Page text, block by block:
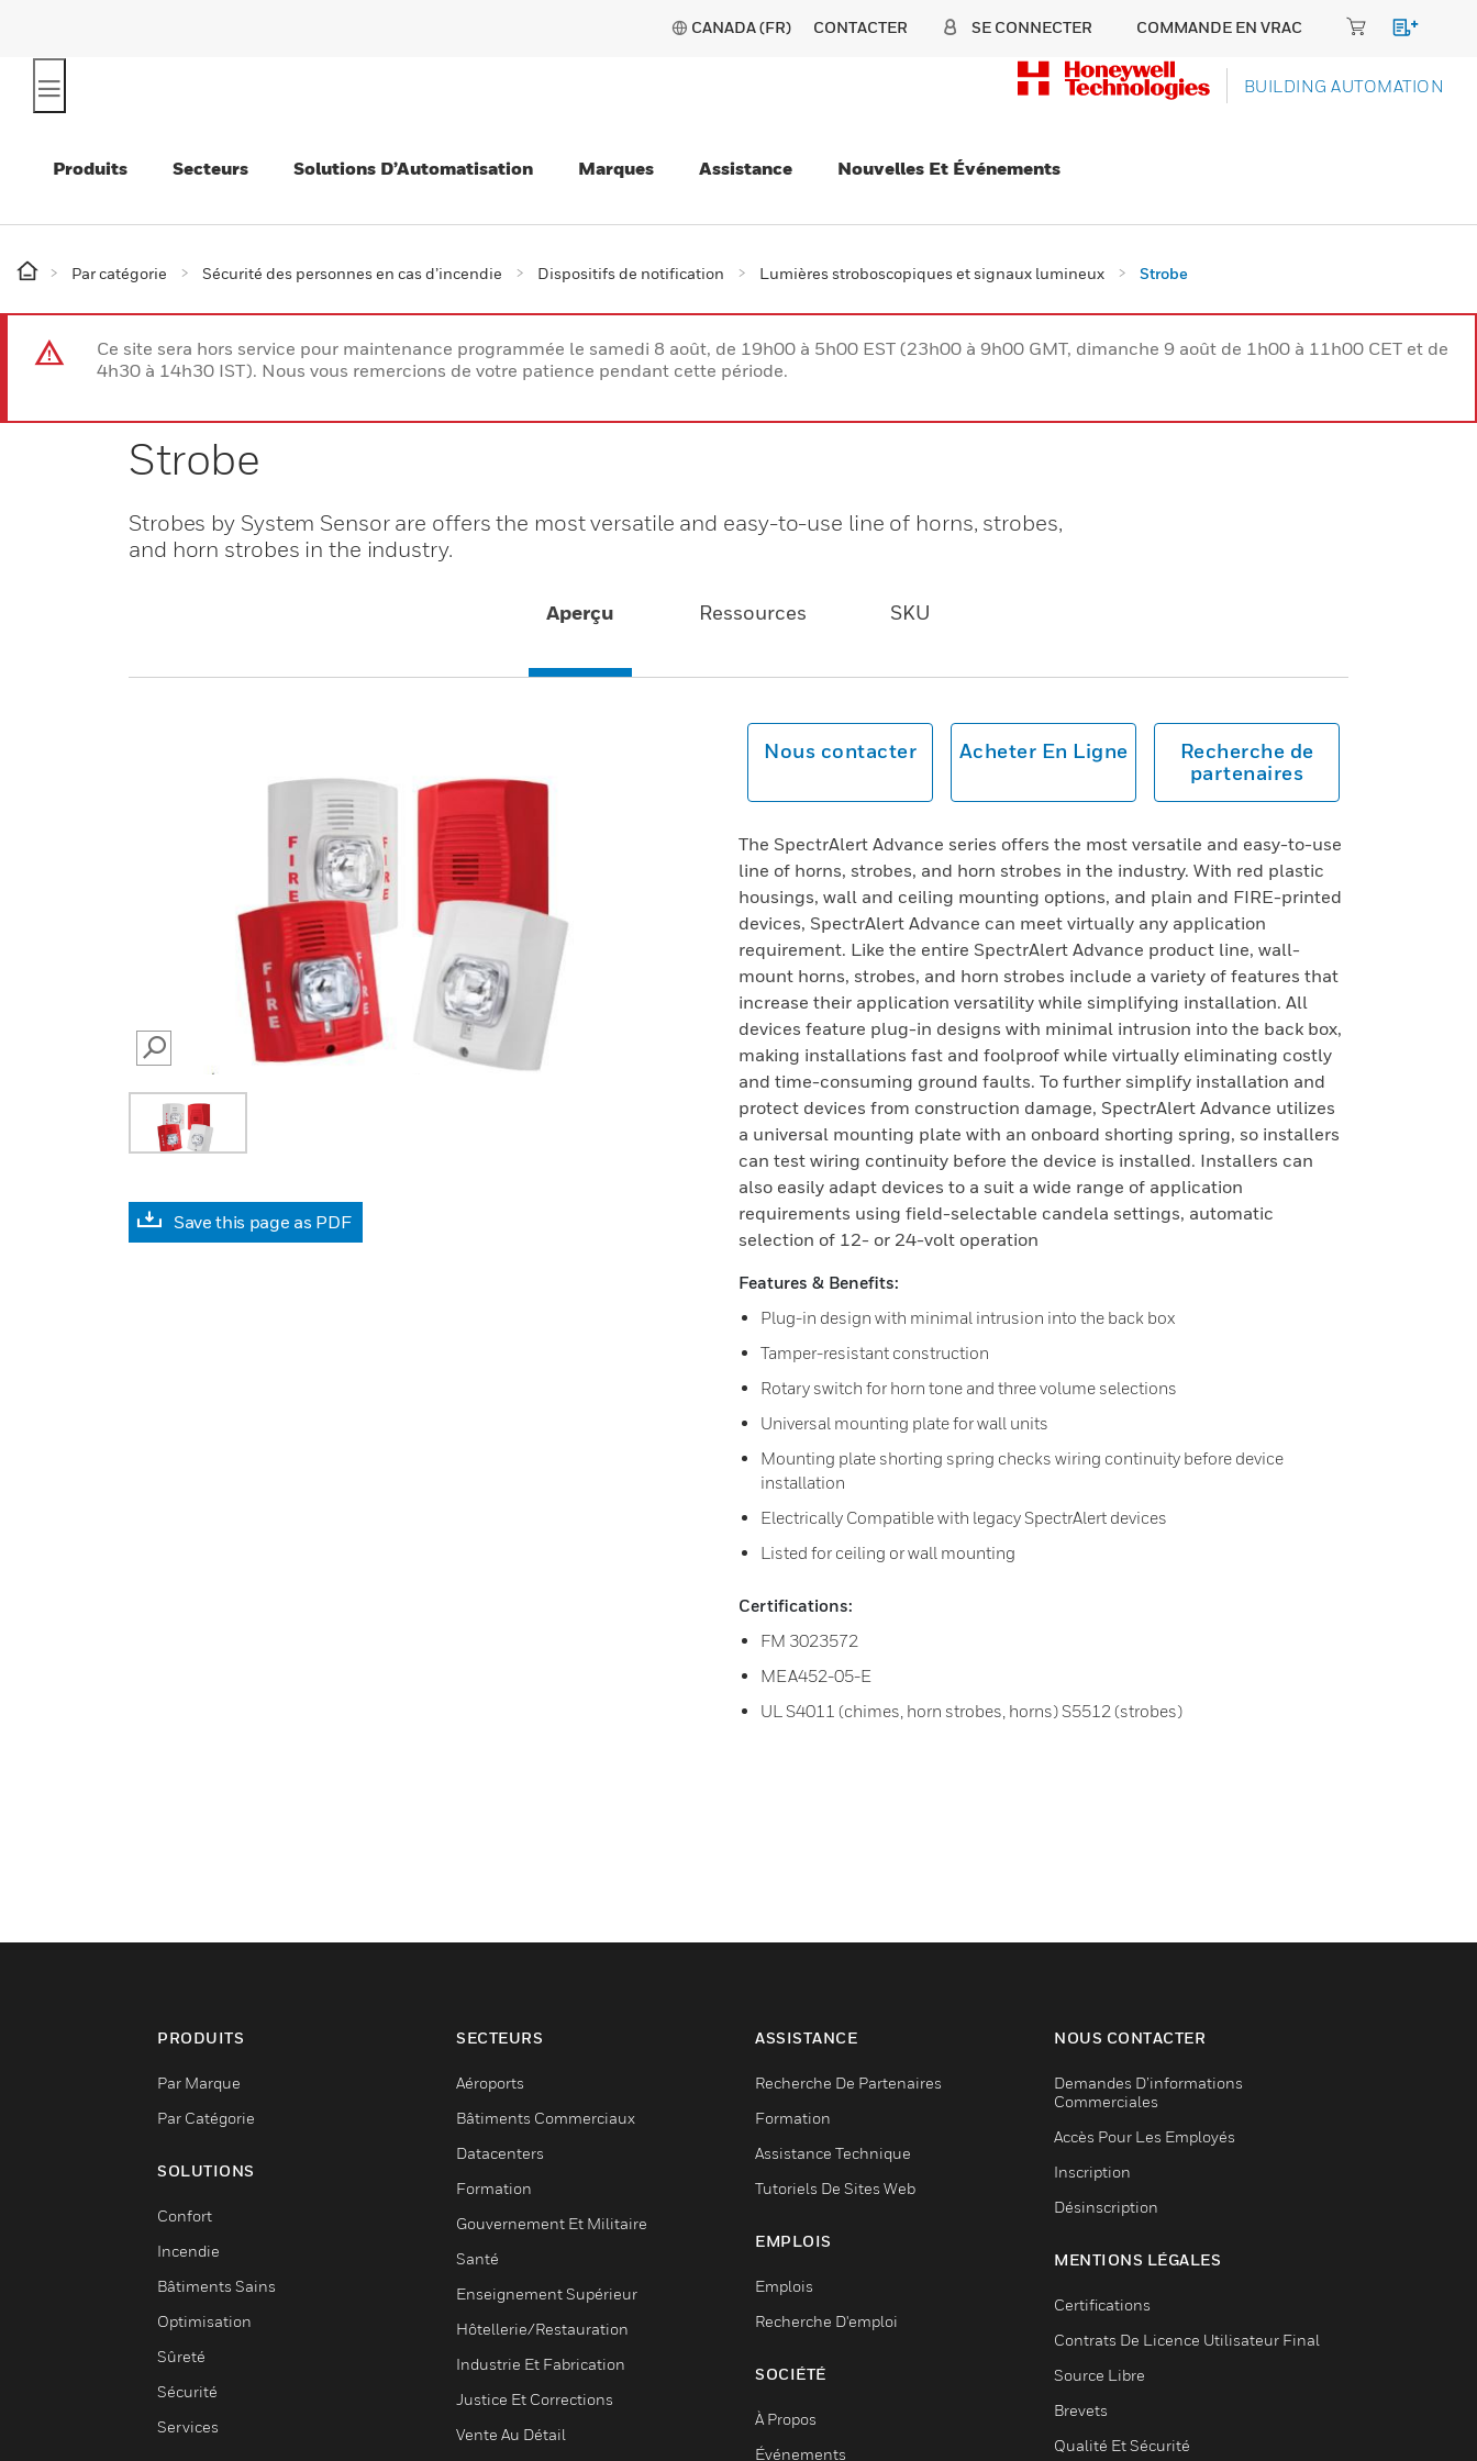
CANADA (FR) CONTACTER SE CONNECTER COMMANDE EN VRAC
BUILDING AUTOMATION
Produits Secteurs Solutions D’Automatisation Marques Assistance Nouvelles Et Événements
Par catégorie Sécurité des personnes en cas d’incendie Dispositifs de notification Lumières stroboscopiques et signaux lumineux Strobe
Ce site sera hors service pour maintenance programmée le samedi 8 août, de 19h00 à 5h00 EST (23h00 à 9h00 GMT, dimanche 9 août de 1h00 à 11h00 CET et de
4h30 à 14h30 IST). Nous vous remercions de votre patience pendant cette période.
Strobe
Strobes by System Sensor are offers the most versatile and easy-to-use line of horns, strobes,
and horn strobes in the industry.
Aperçu Ressources SKU
SEARCH
Save this page as PDF
Nous contacter Acheter En Ligne
Recherche de
partenaires
The SpectrAlert Advance series offers the most versatile and easy-to-use
line of horns, strobes, and horn strobes in the industry. With red plastic
housings, wall and ceiling mounting options, and plain and FIRE-printed
devices, SpectrAlert Advance can meet virtually any application
requirement. Like the entire SpectrAlert Advance product line, wall-
mount horns, strobes, and horn strobes include a variety of features that
increase their application versatility while simplifying installation. All
devices feature plug-in designs with minimal intrusion into the back box,
making installations fast and foolproof while virtually eliminating costly
and time-consuming ground faults. To further simplify installation and
protect devices from construction damage, SpectrAlert Advance utilizes
a universal mounting plate with an onboard shorting spring, so installers
can test wiring continuity before the device is installed. Installers can
also easily adapt devices to a suit a wide range of application
requirements using field-selectable candela settings, automatic
selection of 12- or 24-volt operation
Features & Benefits:
Plug-in design with minimal intrusion into the back box
Tamper-resistant construction
Rotary switch for horn tone and three volume selections
Universal mounting plate for wall units
Mounting plate shorting spring checks wiring continuity before device
installation
Electrically Compatible with legacy SpectrAlert devices
Listed for ceiling or wall mounting
Certifications:
FM 3023572
MEA452-05-E
UL S4011 (chimes, horn strobes, horns) S5512 (strobes)
PRODUITS
Par Marque
Par Catégorie
SOLUTIONS
Confort
Incendie
Bâtiments Sains
Optimisation
Sûreté
Sécurité
Services
SECTEURS
Aéroports
Bâtiments Commerciaux
Datacenters
Formation
Gouvernement Et Militaire
Santé
Enseignement Supérieur
Hôtellerie/Restauration
Industrie Et Fabrication
Justice Et Corrections
Vente Au Détail
ASSISTANCE
Recherche De Partenaires
Formation
Assistance Technique
Tutoriels De Sites Web
EMPLOIS
Emplois
Recherche D'emploi
SOCIÉTÉ
À Propos
Événements
NOUS CONTACTER
Demandes D’informations
Commerciales
Accès Pour Les Employés
Inscription
Désinscription
MENTIONS LÉGALES
Certifications
Contrats De Licence Utilisateur Final
Source Libre
Brevets
Qualité Et Sécurité